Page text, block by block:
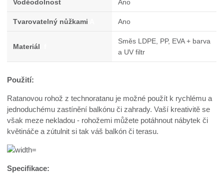
Voděodolnost Ano
Tvarovatelný nůžkami Ano
Materiál
Směs LDPE, PP, EVA + barva
a UV filtr
Použití:
Ratanovou rohož z technoratanu je možné použít k rychlému a
jednoduchému zastínění balkónu či zahrady. Vaší kreativitě se
však meze nekladou - rohožemi můžete potáhnout nábytek či
květináče a zútulnit si tak váš balkón či terasu.
Specifikace: